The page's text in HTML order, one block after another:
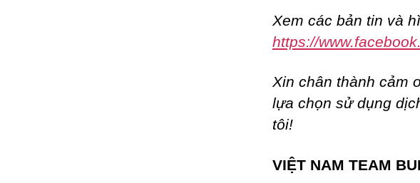
Xem các bản tin và
https://
Xin chân thành cảm
lựa chọn sử dụng
tôi!
VIỆT NAM TEAM